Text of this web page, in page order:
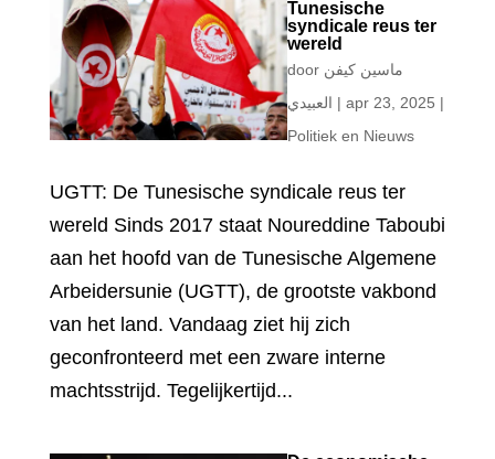
Tunesische
syndicale reus ter
wereld
door ماسين كيفن
العبيدي | apr 23, 2025 |
Politiek en Nieuws
UGTT: De Tunesische syndicale reus ter
wereld Sinds 2017 staat Noureddine Taboubi
aan het hoofd van de Tunesische Algemene
Arbeidersunie (UGTT), de grootste vakbond
van het land. Vandaag ziet hij zich
geconfronteerd met een zware interne
machtsstrijd. Tegelijkertijd...